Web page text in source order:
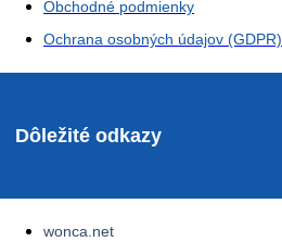
Obchodné podmienky
Ochrana osobných údajov (GDPR)
Dôležité odkazy
wonca.net